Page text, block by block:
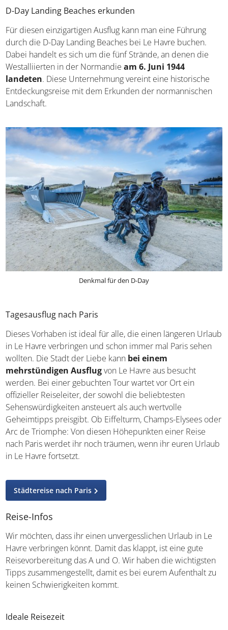
D-Day Landing Beaches erkunden
Für diesen einzigartigen Ausflug kann man eine Führung
durch die D-Day Landing Beaches bei Le Havre buchen.
Dabei handelt es sich um die fünf Strände, an denen die
Westalliierten in der Normandieam 6. Juni 1944
landeten. Diese Unternehmung vereint eine historische
Entdeckungsreise mit dem Erkunden der normannischen
Landschaft.
Denkmal für den D-Day
Tagesausflug nach Paris
Dieses Vorhaben ist ideal für alle, die einen längeren Urlaub
in Le Havre verbringen und schon immer mal Paris sehen
wollten. Die Stadt der Liebe kann bei einem
mehrstündigen Ausflugvon Le Havre aus besucht
werden. Bei einer gebuchten Tour wartet vor Ort ein
offizieller Reiseleiter, der sowohl die beliebtesten
Sehenswürdigkeiten ansteuert als auch wertvolle
Geheimtipps preisgibt. Ob Eiffelturm, Champs-Elysees oder
Arc de Triomphe: Von diesen Höhepunkten einer Reise
nach Paris werdet ihr noch träumen, wenn ihr euren Urlaub
in Le Havre fortsetzt.
Städtereise nach Paris
Reise-Infos
Wir möchten, dass ihr einen unvergesslichen Urlaub in Le
Havre verbringen könnt. Damit das klappt, ist eine gute
Reisevorbereitung das A und O. Wir haben die wichtigsten
Tipps zusammengestellt, damit es bei eurem Aufenthalt zu
keinen Schwierigkeiten kommt.
Ideale Reisezeit